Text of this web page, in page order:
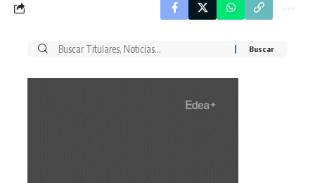
Buscar